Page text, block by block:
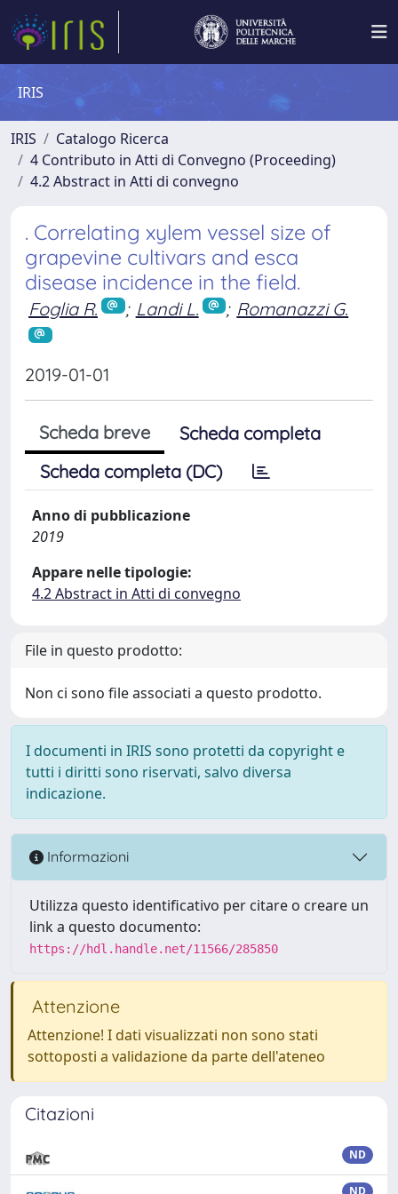
IRIS
IRIS
Catalogo Ricerca
4 Contributo in Atti di Convegno (Proceeding)
4.2 Abstract in Atti di convegno
. Correlating xylem vessel size of
grapevine cultivars and esca
disease incidence in the field.
Foglia R. ; Landi L. ; Romanazzi G.
2019-01-01
Scheda breve
Scheda completa
Scheda completa (DC)
Anno di pubblicazione
2019
Appare nelle tipologie:
4.2 Abstract in Atti di convegno
File in questo prodotto:
Non ci sono file associati a questo prodotto.
I documenti in IRIS sono protetti da copyright e
tutti i diritti sono riservati, salvo diversa
indicazione.
Informazioni
Utilizza questo identificativo per citare o creare un
link a questo documento:
https://hdl.handle.net/11566/285850
Attenzione
Attenzione! I dati visualizzati non sono stati
sottoposti a validazione da parte dell'ateneo
Citazioni
ND
ND